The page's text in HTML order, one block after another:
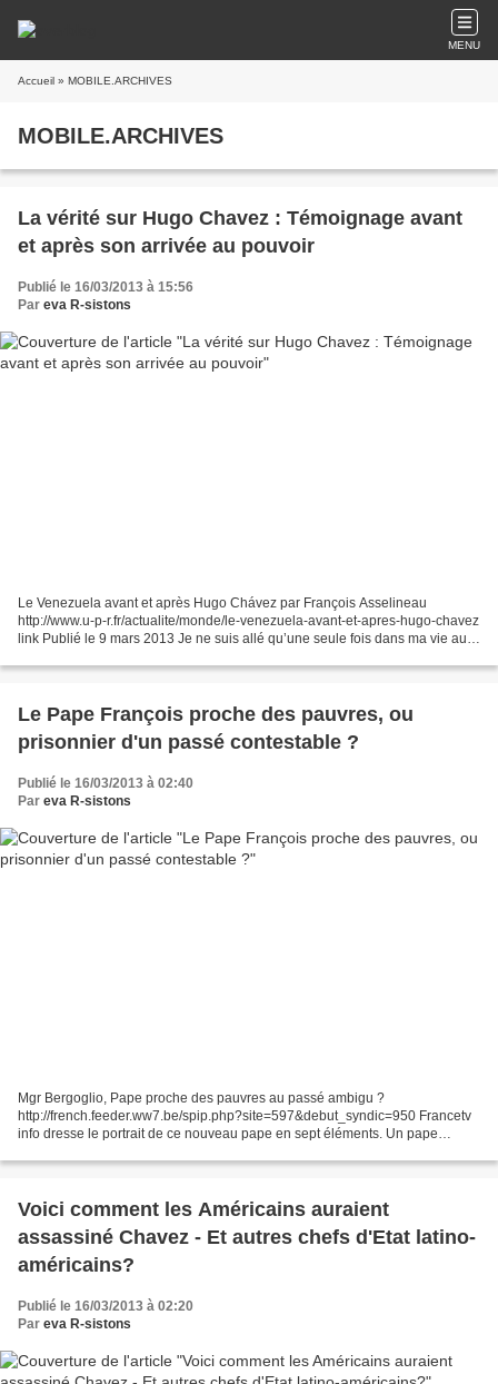
MENU
Accueil » MOBILE.ARCHIVES
MOBILE.ARCHIVES
La vérité sur Hugo Chavez : Témoignage avant
et après son arrivée au pouvoir
Publié le 16/03/2013 à 15:56
Par eva R-sistons
Le Venezuela avant et après Hugo Chávez par François Asselineau
http://www.u-p-r.fr/actualite/monde/le-venezuela-avant-et-apres-hugo-chavez
link Publié le 9 mars 2013 Je ne suis allé qu’une seule fois dans ma vie au
Le Pape François proche des pauvres, ou
prisonnier d'un passé contestable ?
Publié le 16/03/2013 à 02:40
Par eva R-sistons
Mgr Bergoglio, Pape proche des pauvres au passé ambigu ?
http://french.feeder.ww7.be/spip.php?site=597&debut_syndic=950 Francetv
info dresse le portrait de ce nouveau pape en sept éléments. Un pape
Voici comment les Américains auraient
assassiné Chavez - Et autres chefs d'Etat latino-
américains?
Publié le 16/03/2013 à 02:20
Par eva R-sistons